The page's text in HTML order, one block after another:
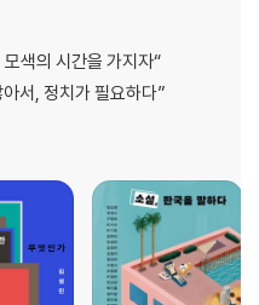
인가
색의 시간을 가지자“
서, 정치가 필요하다”